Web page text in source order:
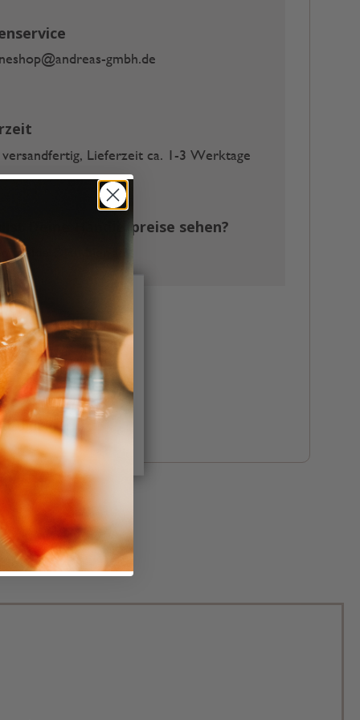
gmbh.de
Lieferzeit ca. 1-3 Werktage
Deine Händlerpreise sehen?
melde Dich hier an
und stets gesetzt
dienen
nur mit Ihrer